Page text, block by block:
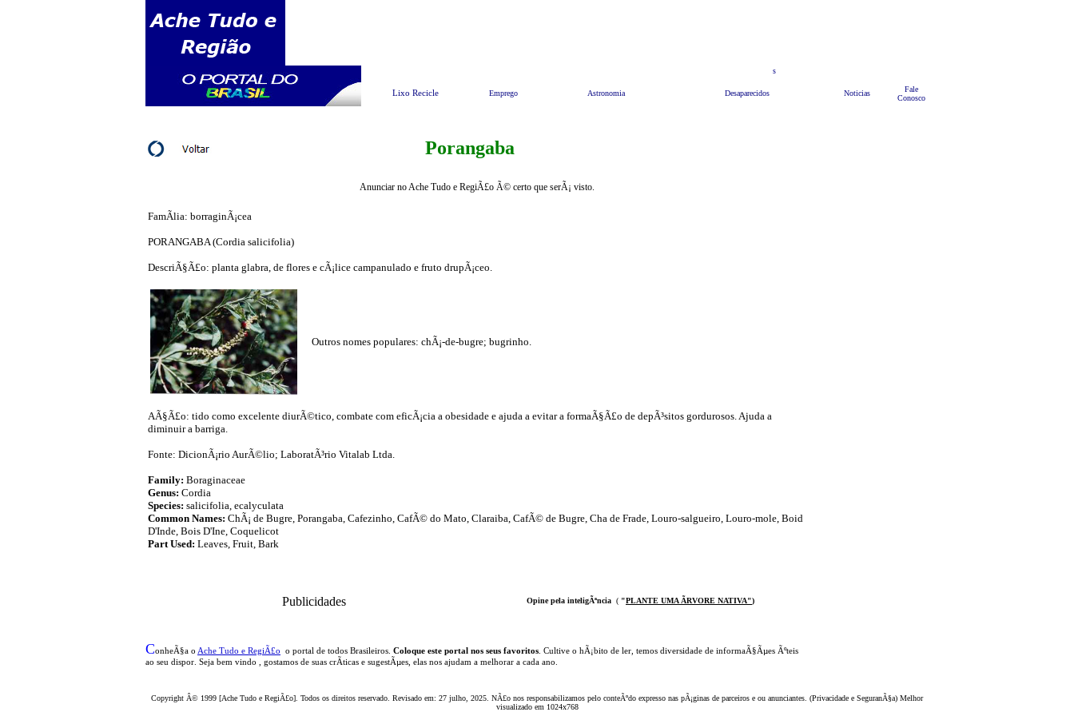
sAnuncie
Lixo Recicle Emprego Astronomia Desaparecidos Noticias
Fale
Conosco
Porangaba
Anunciar no Ache Tudo e RegiÃ£o Ã© certo que serÃ¡ visto.
FamÃ­lia: borraginÃ¡cea
PORANGABA (Cordia salicifolia)
DescriÃ§Ã£o: planta glabra, de flores e cÃ¡lice campanulado e fruto drupÃ¡ceo.
Outros nomes populares: chÃ¡-de-bugre; bugrinho.
AÃ§Ã£o: tido como excelente diurÃ©tico, combate com eficÃ¡cia a obesidade e ajuda a evitar a formaÃ§Ã£o de depÃ³sitos gordurosos. Ajuda a
diminuir a barriga.
Fonte: DicionÃ¡rio AurÃ©lio; LaboratÃ³rio Vitalab Ltda.
Family: Boraginaceae
Genus: Cordia
Species: salicifolia, ecalyculata
Common Names: ChÃ¡ de Bugre, Porangaba, Cafezinho, CafÃ© do Mato, Claraiba, CafÃ© de Bugre, Cha de Frade, Louro-salgueiro, Louro-mole, Boid
D'Inde, Bois D'Ine, Coquelicot
Part Used: Leaves, Fruit, Bark
Publicidades Opine pela inteligÃªncia ( "PLANTE UMA ÃRVORE NATIVA")
ConheÃ§a o Ache Tudo e RegiÃ£o o portal de todos Brasileiros. Coloque este portal nos seus favoritos . Cultive o hÃ¡bito de ler, temos diversidade de informaÃ§Ãµes Ãºteis
ao seu dispor Seja bem vindo , gostamos de suas crÃ­ticas e sugestÃµes, elas nos ajudam a melhorar a cada ano.
Copyright Â© 1999 [Ache Tudo e RegiÃ£o]. Todos os direitos reservado. Revisado em: 27 julho, 2025 . NÃ£o nos responsabilizamos pelo conteÃºdo expresso nas pÃ¡ginas de parceiros e ou anunciantes. (Privacidade e SeguranÃ§a) Melhor
visualizado em 1024x768